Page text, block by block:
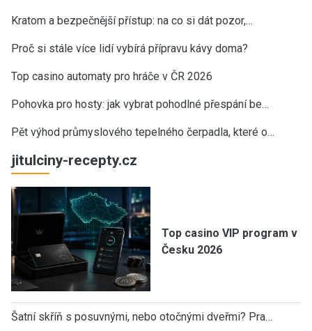
Kratom a bezpečnější přístup: na co si dát pozor,…
Proč si stále více lidí vybírá přípravu kávy doma?
Top casino automaty pro hráče v ČR 2026
Pohovka pro hosty: jak vybrat pohodlné přespání be…
Pět výhod průmyslového tepelného čerpadla, které o…
jitulciny-recepty.cz
Top casino VIP program v
Česku 2026
Šatní skříň s posuvnými, nebo otočnými dveřmi? Pra…